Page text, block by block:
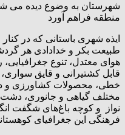
شهرستان به وضوع دیده می
منطقه فراهم آورد
ایذه شهری باستانی که در
طبیعت بکر و خدادادی هر
هوای معتدل، تنوع
قابل کشتیرانی و قایق
خطی، محصولات کشاورزی و
مختلف گیاهی و جانوری،
نواز و کوچه باغ‌های شگفت
فرهنگی این جغرافیای